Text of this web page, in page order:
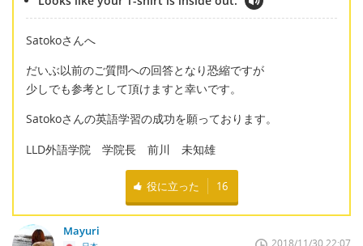
Satokoさんへ
だいぶ以前のご質問への回答となり恐縮ですが
少しでも参考として頂けますと幸いです。
Satokoさんの英語学習の成功を願っております。
LLD外語学院 学院長 前川 未知雄
役に立った 16
Mayuri
2018/11/30 22:07